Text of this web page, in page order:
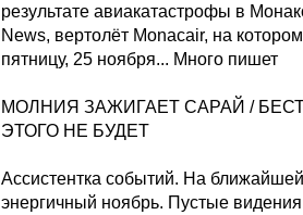
результате авиакатастрофы в
News, вертолёт Monacair, на
пятницу, 25 ноября... Много пишет
МОЛНИЯ ЗАЖИГАЕТ САРАЙ /
ЭТОГО НЕ БУДЕТ
Ассистентка событий. На
энергичный ноябрь. Пустые